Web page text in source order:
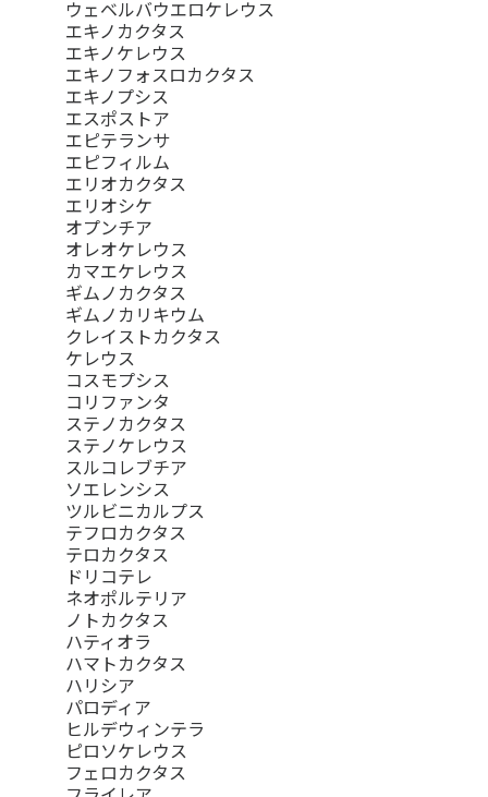
ウェベルバウエロケレウス
エキノカクタス
エキノケレウス
エキノフォスロカクタス
エキノプシス
エスポストア
エピテランサ
エピフィルム
エリオカクタス
エリオシケ
オプンチア
オレオケレウス
カマエケレウス
ギムノカクタス
ギムノカリキウム
クレイストカクタス
ケレウス
コスモプシス
コリファンタ
ステノカクタス
ステノケレウス
スルコレブチア
ソエレンシス
ツルビニカルプス
テフロカクタス
テロカクタス
ドリコテレ
ネオポルテリア
ノトカクタス
ハティオラ
ハマトカクタス
ハリシア
パロディア
ヒルデウィンテラ
ピロソケレウス
フェロカクタス